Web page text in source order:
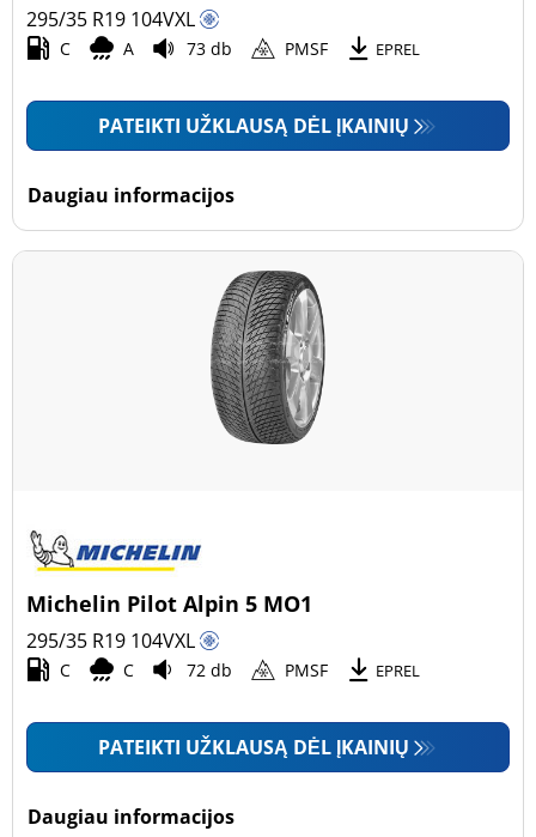
295/35 R19 104VXL
C A 73 db PMSF EPREL
PATEIKTI UŽKLAUSĄ DĖL ĮKAINIŲ
Daugiau informacijos
Michelin Pilot Alpin 5 MO1
295/35 R19 104VXL
C C 72 db PMSF EPREL
PATEIKTI UŽKLAUSĄ DĖL ĮKAINIŲ
Daugiau informacijos